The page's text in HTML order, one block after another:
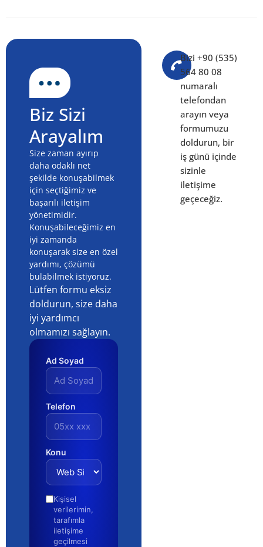
Biz Sizi
Arayalım
Size zaman ayırıp
daha odaklı net
şekilde konuşabilmek
için seçtiğimiz ve
başarılı iletişim
yönetimidir.
Konuşabileceğimiz en
iyi zamanda
konuşarak size en özel
yardımı, çözümü
bulabilmek istiyoruz.
Lütfen formu eksiz
doldurun, size daha
iyi yardımcı
olmamızı sağlayın.
Ad Soyad
Telefon
Konu
Kişisel
verilerimin,
tarafımla
iletişime
geçilmesi
Bizi +90 (535)
564 80 08
numaralı
telefondan
arayın veya
formumuzu
doldurun, bir
iş günü içinde
sizinle
iletişime
geçeceğiz.